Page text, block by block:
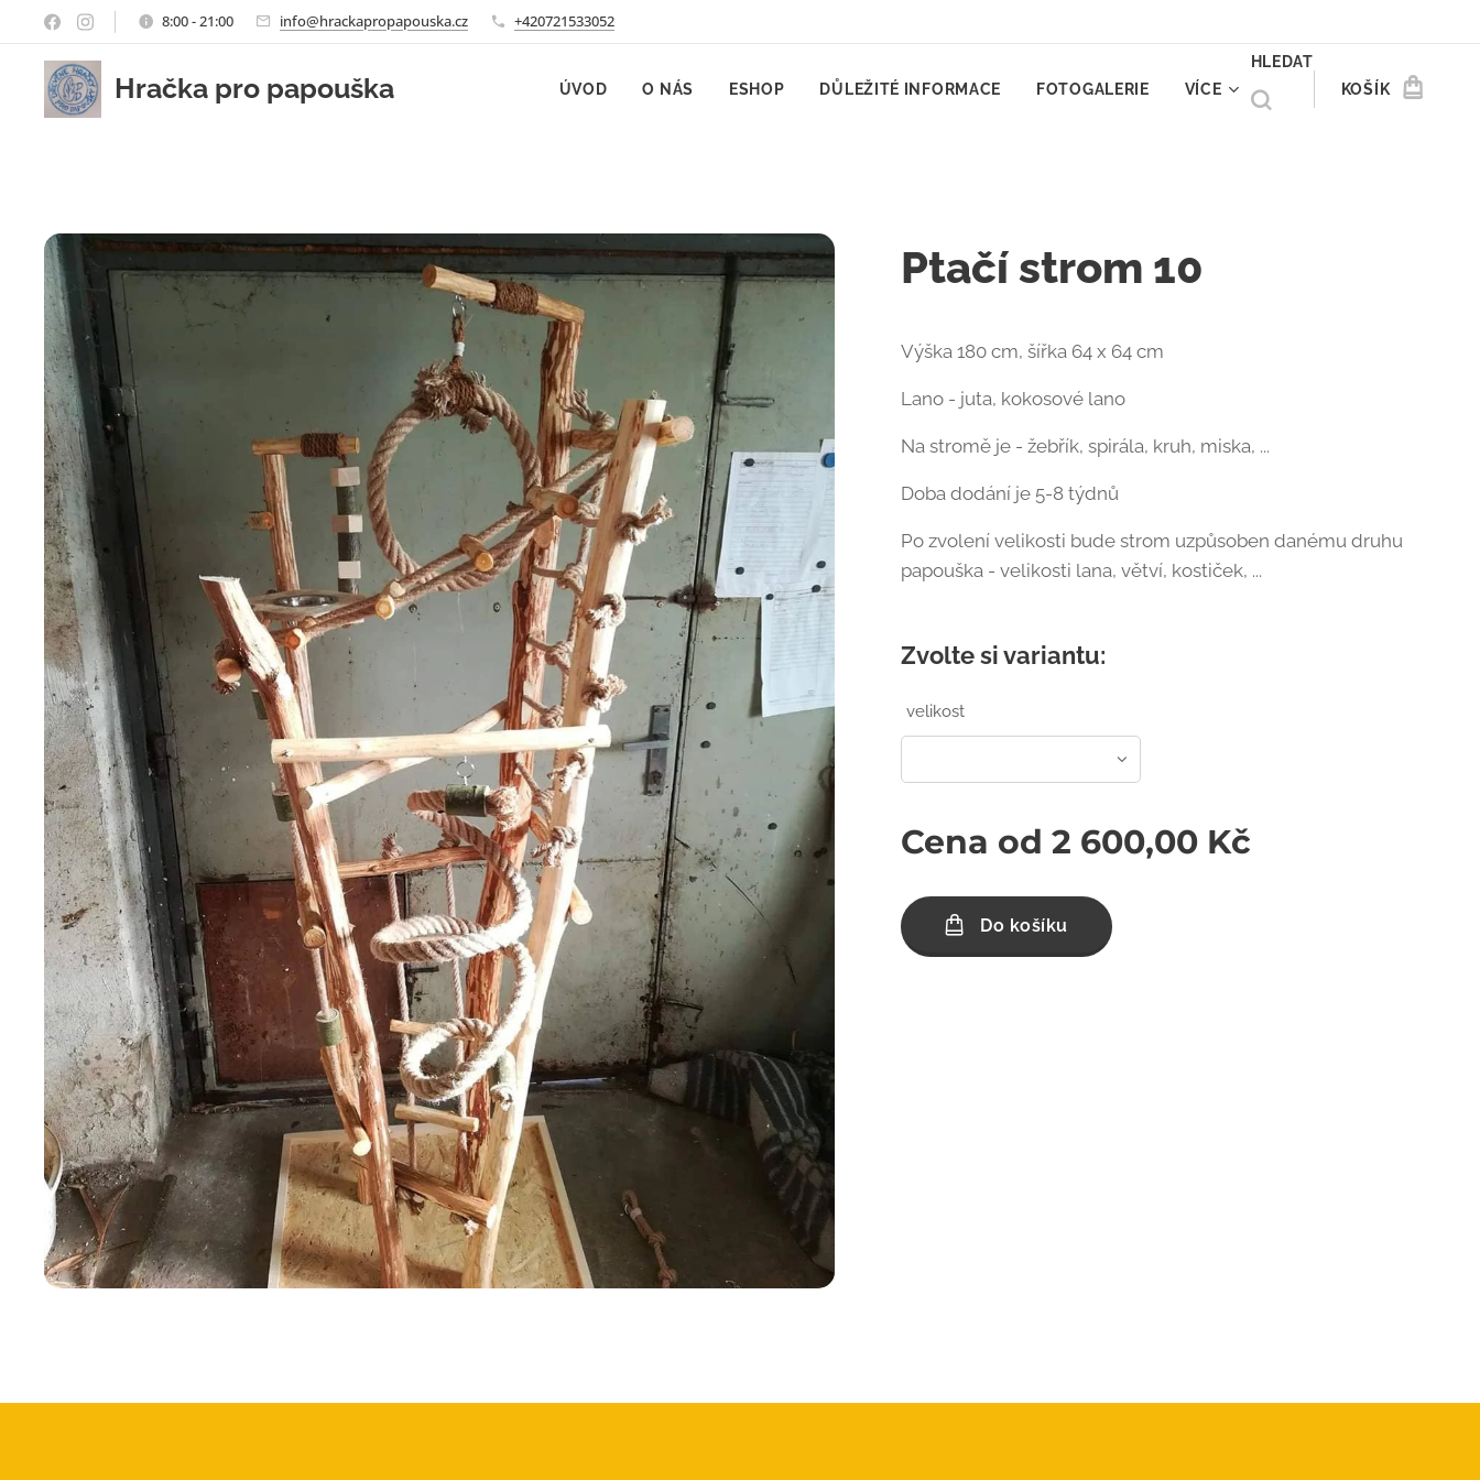
8:00 - 21:00 info@hrackapropapouska.cz +420721533052
Hračka pro papouška ÚVOD O NÁS ESHOP DŮLEŽITÉ INFORMACE FOTOGALERIE VÍCE
HLEDAT
KOŠÍK
Ptačí strom 10
Výška 180 cm, šířka 64 x 64 cm
Lano - juta, kokosové lano
Na stromě je - žebřík, spirála, kruh, miska, ...
Doba dodání je 5-8 týdnů
Po zvolení velikosti bude strom uzpůsoben danému druhu
papouška - velikosti lana, větví, kostiček, ...
Zvolte si variantu:
velikost
Cena od2 600,00 Kč
Do košíku